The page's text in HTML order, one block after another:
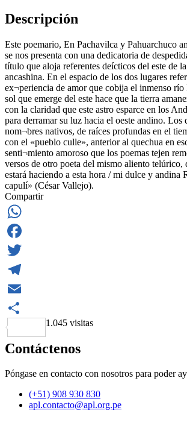
Descripción
Este poemario, En Pachavilca y Pahuarchuco
se nos presenta con una dedicatoria de
título que aloja referentes deícticos del este de
ancashina. En el espacio de los dos lugares
ex¬periencia de amor que cobija el inmenso
sol que emerge del este hace que la tierra
con la claridad que este astro esparce en los
para derramar su luz hacia el oeste andino. Los
nom¬bres nativos, de raíces profundas en el
con el «pueblo culle», anterior al quechua en
senti¬miento amoroso que los poemas tejen
versos de otro poeta del mismo aliento telúrico,
estará haciendo a esta hora / mi dulce y andina
capulí» (César Vallejo).
Compartir
WhatsApp
Facebook
Twitter
Telegram
Email
Share
1.045 visitas
Contáctenos
Póngase en contacto con nosotros para poder
(+51) 908 930 830
apl.contacto@apl.org.pe